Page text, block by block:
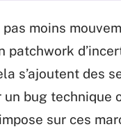
moins
patchwork
s’ajoutent des
bug technique
sur ces